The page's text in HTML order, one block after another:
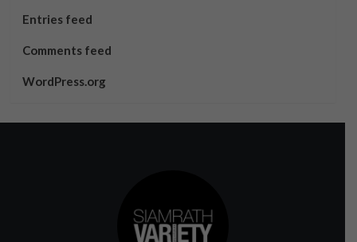
Entries feed
Comments feed
WordPress.org